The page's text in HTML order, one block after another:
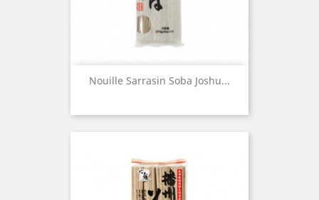
Nouille Sarrasin Soba Joshu...